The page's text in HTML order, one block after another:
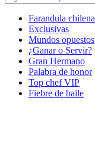
Farandula chilena
Exclusivas
Mundos opuestos
¿Ganar o Servir?
Gran Hermano
Palabra de honor
Top chef VIP
Fiebre de baile